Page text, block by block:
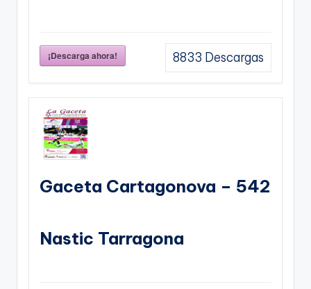
¡Descarga ahora! 8833 Descargas
Gaceta Cartagonova – 542
Nastic Tarragona